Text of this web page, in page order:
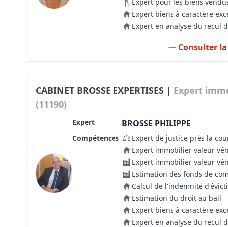
Expert pour les biens
Expert biens à caractère
Expert en analyse du recul
Consulter
CABINET BROSSE EXPERTISES | Expert
(11190)
Expert BROSSE PHILIPPE
Compétences
Expert de justice près la
Expert immobilier valeur
Expert immobilier valeur
Estimation des fonds de
Calcul de l'indemnité
Estimation du droit au bail
Expert biens à caractère
Expert en analyse du recul